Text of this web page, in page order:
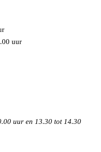
uur
uur en 13.30 tot 14.30